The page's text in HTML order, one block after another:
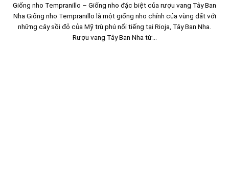
Giống nho Tempranillo – Giống nho đặc biệt của rượu vang Tây Ban
Nha Giống nho Tempranillo là một giống nho chính của vùng đất với
những cây sồi đỏ của Mỹ trù phú nổi tiếng tại Rioja, Tây Ban Nha.
Rượu vang Tây Ban Nha từ...